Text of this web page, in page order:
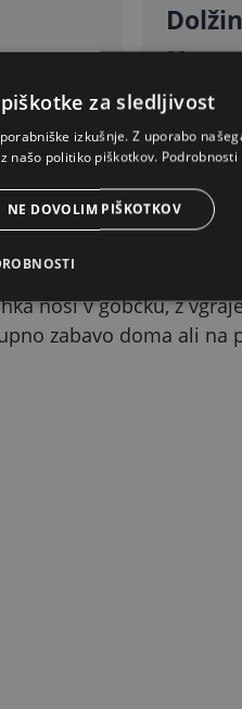
20 cm.
PODROBEN OPIS
Skrij
zagotovo spravila v
nosi v gobčku, z
zabavo doma ali na
za sledljivost
izkušnje. Z uporabo
našo politiko piškotkov. Podrobnosti
NE DOVOLIM PIŠKOTKOV